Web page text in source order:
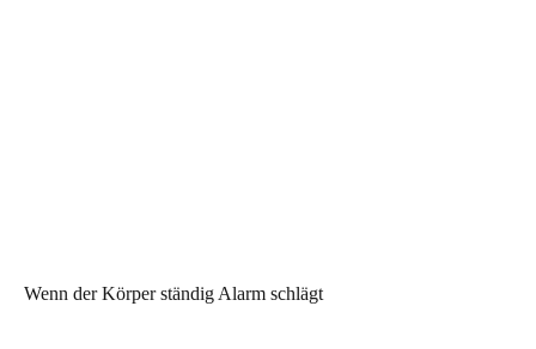
Wenn der Körper ständig Alarm schlägt